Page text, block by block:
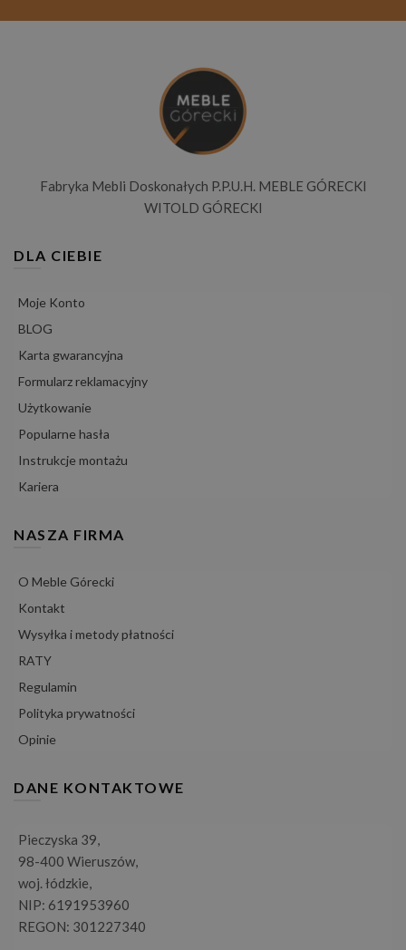
Fabryka Mebli Doskonałych P.P.U.H. MEBLE GÓRECKI
WITOLD GÓRECKI
DLA CIEBIE
Moje Konto
BLOG
Karta gwarancyjna
Formularz reklamacyjny
Użytkowanie
Popularne hasła
Instrukcje montażu
Kariera
NASZA FIRMA
O Meble Górecki
Kontakt
Wysyłka i metody płatności
RATY
Regulamin
Polityka prywatności
Opinie
DANE KONTAKTOWE
Pieczyska 39,
98-400 Wieruszów,
woj. łódzkie,
NIP: 6191953960
REGON: 301227340